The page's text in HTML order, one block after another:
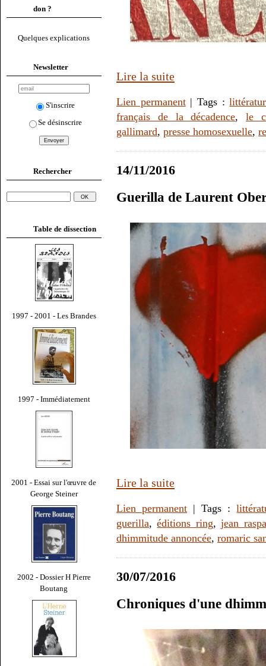
don ?
Quelques explications
Newsletter
S'inscrire
Se désinscrire
Rechercher
Table de dissection
1997 - 2001 - Les Brandes
1997 - Immédiatement
2001 - Essai sur l'œuvre de
George Steiner
2002 - Dossier H Pierre
Boutang
Lire la suite
Lien permanent| Tags :
français de la décadence,le
gallimard, presse homosexuelle,
14/11/2016
Guerilla de Laurent
Lire la suite
Lien permanent | Tags :
guerilla,éditions ring,jean
dhimmitude annoncée, romaric
30/07/2016
Chroniques d'une